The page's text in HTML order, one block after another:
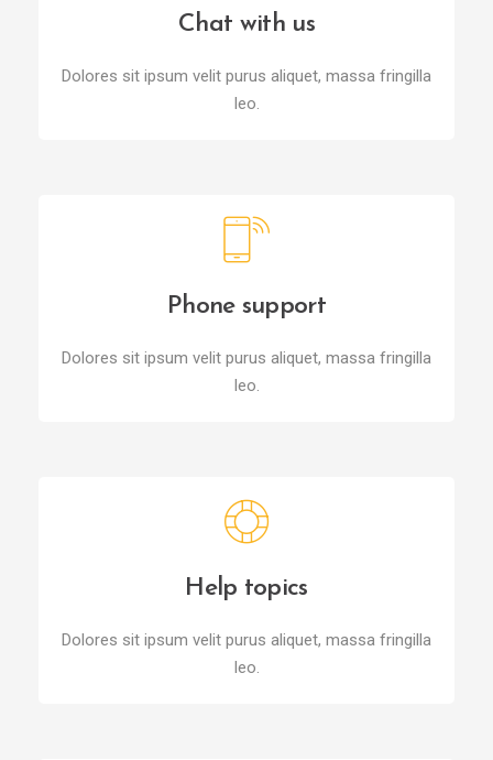
Chat with us
Dolores sit ipsum velit purus aliquet, massa fringilla
leo.
Phone support
Dolores sit ipsum velit purus aliquet, massa fringilla
leo.
Help topics
Dolores sit ipsum velit purus aliquet, massa fringilla
leo.